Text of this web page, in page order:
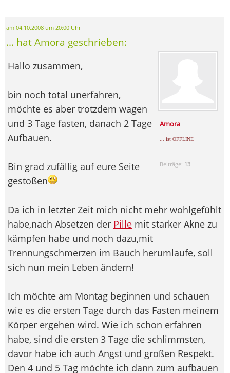
am 04.10.2008 um 20:00 Uhr
... hat Amora geschrieben:
Amora
... ist OFFLINE
Beiträge: 13
Hallo zusammen,
bin noch total unerfahren,
möchte es aber trotzdem wagen
und 3 Tage fasten, danach 2 Tage
Aufbauen.
Bin grad zufällig auf eure Seite
gestoßen
Da ich in letzter Zeit mich nicht mehr wohlgefühlt
habe,nach Absetzen der Pille mit starker Akne zu
kämpfen habe und noch dazu,mit
Trennungschmerzen im Bauch herumlaufe, soll
sich nun mein Leben ändern!
Ich möchte am Montag beginnen und schauen
wie es die ersten Tage durch das Fasten meinem
Körper ergehen wird. Wie ich schon erfahren
habe, sind die ersten 3 Tage die schlimmsten,
davor habe ich auch Angst und großen Respekt.
Den 4 und 5 Tag möchte ich dann zum aufbauen